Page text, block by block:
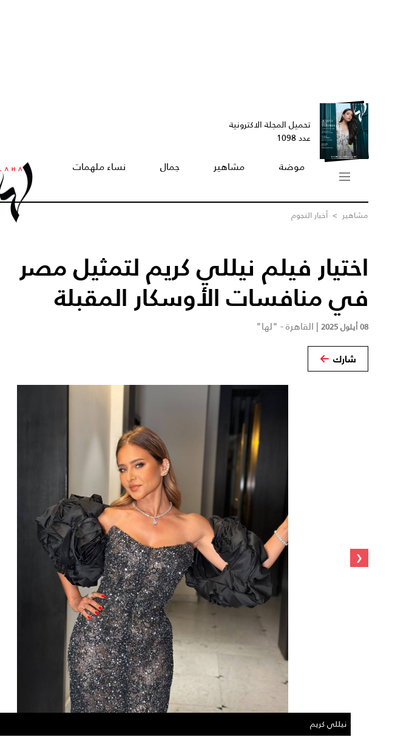
تحميل المجلة الاكترونية
عدد 1098
موضة مشاهير جمال نساء ملهمات
مشاهير > أخبار النجوم
اختيار فيلم نيللي كريم لتمثيل مصر
في منافسات الأوسكار المقبلة
08 أيلول 2025 | القاهرة - "لها"
شارك
نيللي كريم
‹